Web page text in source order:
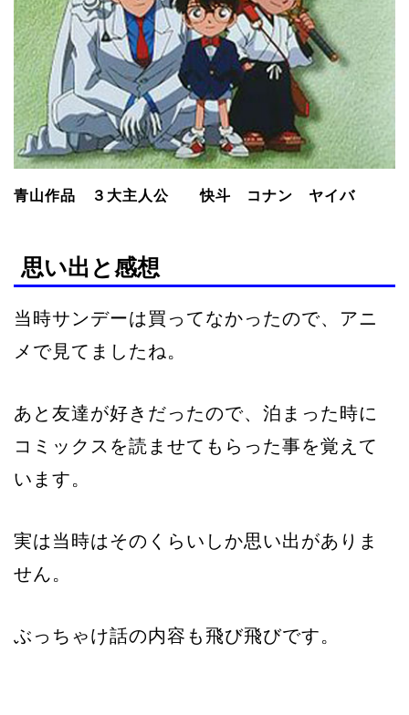
青山作品 ３大主人公 快斗 コナン ヤイバ
思い出と感想
当時サンデーは買ってなかったので、アニ
メで見てましたね。
あと友達が好きだったので、泊まった時に
コミックスを読ませてもらった事を覚えて
います。
実は当時はそのくらいしか思い出がありま
せん。
ぶっちゃけ話の内容も飛び飛びです。